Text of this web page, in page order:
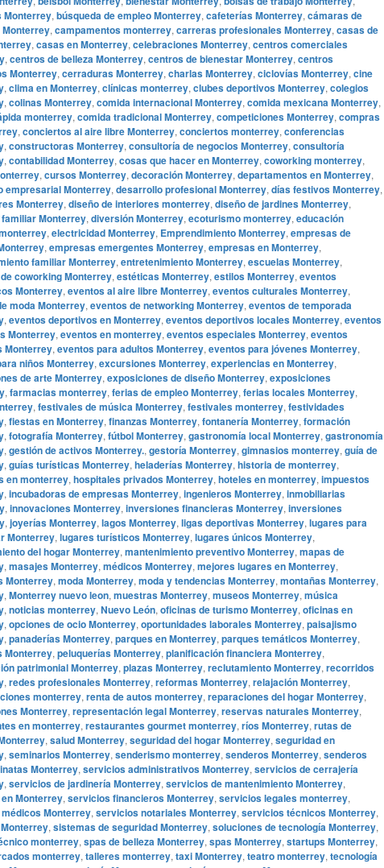
Monterrey, búsqueda de empleo Monterrey, cafeterías Monterrey, cámaras de
, campamentos monterrey, carreras profesionales Monterrey, casas de
, casas en Monterrey, celebraciones Monterrey, centros comerciales
, centros de belleza Monterrey, centros de bienestar Monterrey, centros
Monterrey, cerraduras Monterrey, charlas Monterrey, ciclovías Monterrey, cine
, clima en Monterrey, clínicas monterrey, clubes deportivos Monterrey, colegios
, colinas Monterrey, comida internacional Monterrey, comida mexicana Monterrey,
monterrey, comida tradicional Monterrey, competiciones Monterrey, compras
, conciertos al aire libre Monterrey, conciertos monterrey, conferencias
, constructoras Monterrey, consultoría de negocios Monterrey, consultoría
, contabilidad Monterrey, cosas que hacer en Monterrey, coworking monterrey,
, cursos Monterrey, decoración Monterrey, departamentos en Monterrey,
empresarial Monterrey, desarrollo profesional Monterrey, días festivos Monterrey,
Monterrey, diseño de interiores monterrey, diseño de jardines Monterrey,
Monterrey, diversión Monterrey, ecoturismo monterrey, educación
, electricidad Monterrey, Emprendimiento Monterrey, empresas de
, empresas emergentes Monterrey, empresas en Monterrey,
familiar Monterrey, entretenimiento Monterrey, escuelas Monterrey,
coworking Monterrey, estéticas Monterrey, estilos Monterrey, eventos
Monterrey, eventos al aire libre Monterrey, eventos culturales Monterrey,
moda Monterrey, eventos de networking Monterrey, eventos de temporada
, eventos deportivos en Monterrey, eventos deportivos locales Monterrey, eventos
Monterrey, eventos en monterrey, eventos especiales Monterrey, eventos
Monterrey, eventos para adultos Monterrey, eventos para jóvenes Monterrey,
niños Monterrey, excursiones Monterrey, experiencias en Monterrey,
de arte Monterrey, exposiciones de diseño Monterrey, exposiciones
, farmacias monterrey, ferias de empleo Monterrey, ferias locales Monterrey,
, festivales de música Monterrey, festivales monterrey, festividades
, fiestas en Monterrey, finanzas Monterrey, fontanería Monterrey, formación
, fotografía Monterrey, fútbol Monterrey, gastronomía local Monterrey, gastronomía
, gestión de activos Monterrey., gestoría Monterrey, gimnasios monterrey, guía de
, guías turísticas Monterrey, heladerías Monterrey, historia de monterrey,
en monterrey, hospitales privados Monterrey, hoteles en monterrey, impuestos
, incubadoras de empresas Monterrey, ingenieros Monterrey, inmobiliarias
, innovaciones Monterrey, inversiones financieras Monterrey, inversiones
, joyerías Monterrey, lagos Monterrey, ligas deportivas Monterrey, lugares para
Monterrey, lugares turísticos Monterrey, lugares únicos Monterrey,
del hogar Monterrey, mantenimiento preventivo Monterrey, mapas de
, masajes Monterrey, médicos Monterrey, mejores lugares en Monterrey,
Monterrey, moda Monterrey, moda y tendencias Monterrey, montañas Monterrey,
, Monterrey nuevo leon, muestras Monterrey, museos Monterrey, música
, noticias monterrey, Nuevo León, oficinas de turismo Monterrey, oficinas en
, opciones de ocio Monterrey, oportunidades laborales Monterrey, paisajismo
, panaderías Monterrey, parques en Monterrey, parques temáticos Monterrey,
Monterrey, peluquerías Monterrey, planificación financiera Monterrey,
patrimonial Monterrey, plazas Monterrey, reclutamiento Monterrey, recorridos
, redes profesionales Monterrey, reformas Monterrey, relajación Monterrey,
monterrey, renta de autos monterrey, reparaciones del hogar Monterrey,
Monterrey, representación legal Monterrey, reservas naturales Monterrey,
en monterrey, restaurantes gourmet monterrey, ríos Monterrey, rutas de
, salud Monterrey, seguridad del hogar Monterrey, seguridad en
, seminarios Monterrey, senderismo monterrey, senderos Monterrey, senderos
Monterrey, servicios administrativos Monterrey, servicios de cerrajería
, servicios de jardinería Monterrey, servicios de mantenimiento Monterrey,
Monterrey, servicios financieros Monterrey, servicios legales monterrey,
Monterrey, servicios notariales Monterrey, servicios técnicos Monterrey,
, sistemas de seguridad Monterrey, soluciones de tecnología Monterrey,
monterrey, spas de belleza Monterrey, spas Monterrey, startups Monterrey,
monterrey, talleres monterrey, taxi Monterrey, teatro monterrey, tecnología